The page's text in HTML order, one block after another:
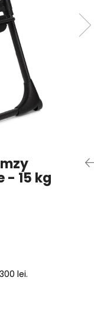
- 15 kg
lei.